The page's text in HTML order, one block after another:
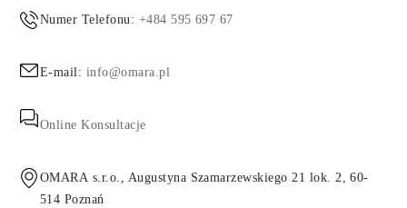
Numer Telefonu: +484 595 697 67
E-mail: info@omara.pl
Online Konsultacje
OMARA s.r.o., Augustyna Szamarzewskiego 21 lok. 2, 60-
514 Poznań